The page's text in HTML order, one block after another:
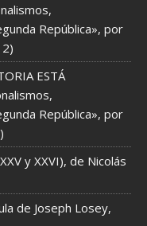
República», por
ESTÁ
República», por
y XXVI), de Nicolás
de Joseph Losey,